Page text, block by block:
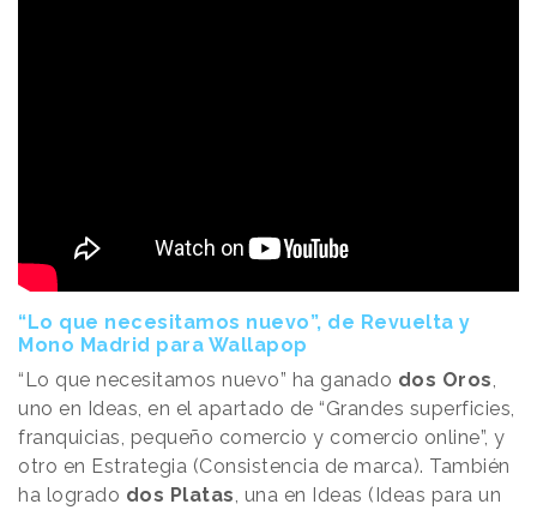
“Lo que necesitamos nuevo”, de Revuelta y
Mono Madrid para Wallapop
“Lo que necesitamos nuevo” ha ganado dos Oros,
uno en Ideas, en el apartado de “Grandes superficies,
franquicias, pequeño comercio y comercio online”, y
otro en Estrategia (Consistencia de marca). También
ha logrado dos Platas, una en Ideas (Ideas para un